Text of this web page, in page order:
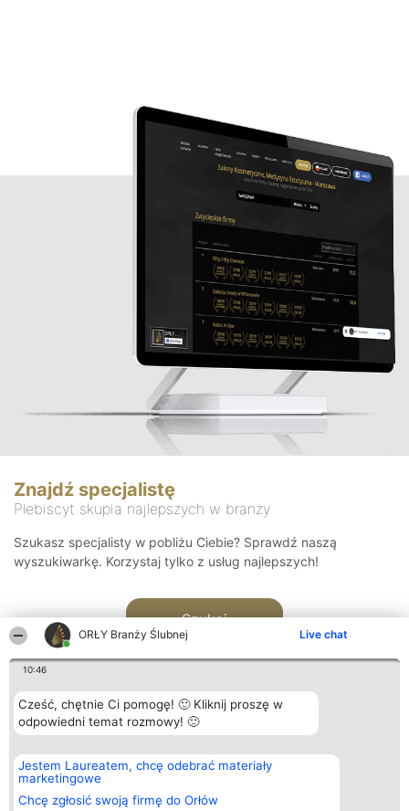
ORŁY Branży Ślubnej Live chat
10:46
Cześć, chętnie Ci pomogę! 🙂 Kliknij proszę w
odpowiedni temat rozmowy! 🙂
Jestem Laureatem, chcę odebrać materiały
marketingowe
Chcę zgłosić swoją firmę do Orłów
Znajdź specjalistę
Plebiscyt skupia najlepszych w branży
Szukasz specjalisty w pobliżu Ciebie? Sprawdź naszą
wyszukiwarkę. Korzystaj tylko z usług najlepszych!
Szukaj
Organizator plebiscytu
Bright Side Solutions sp. z o.
o. sp. k.
ul. Ruska 22
Wrocław 50-079
Plebiscyt
Laureaci
wszystkich
Laureatów
Kontakt
Kontakt